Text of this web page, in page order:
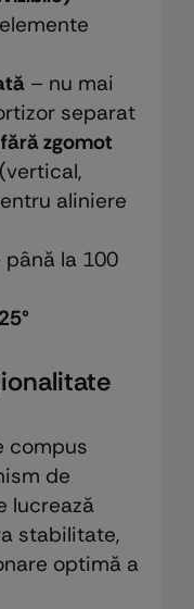
– nu mai
separat
zgomot
(vertical,
aliniere
la 100
compus
de
lucrează
stabilitate,
optimă a